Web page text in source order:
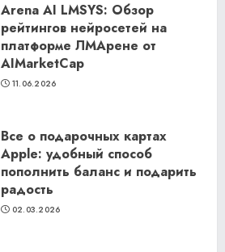
Arena AI LMSYS: Обзор
рейтингов нейросетей на
платформе ЛМАрене от
AIMarketCap
11.06.2026
Все о подарочных картах
Apple: удобный способ
пополнить баланс и подарить
радость
02.03.2026